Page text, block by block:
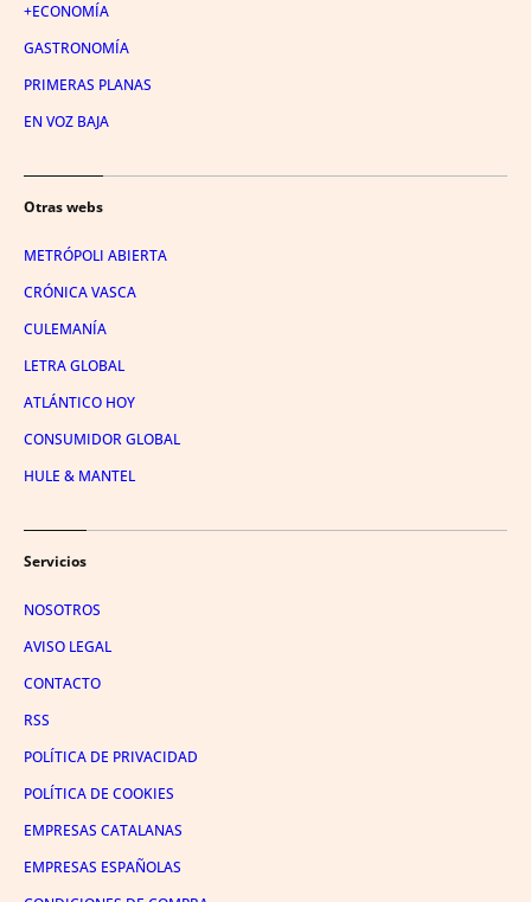
+ECONOMÍA
GASTRONOMÍA
PRIMERAS PLANAS
EN VOZ BAJA
Otras webs
METRÓPOLI ABIERTA
CRÓNICA VASCA
CULEMANÍA
LETRA GLOBAL
ATLÁNTICO HOY
CONSUMIDOR GLOBAL
HULE & MANTEL
Servicios
NOSOTROS
AVISO LEGAL
CONTACTO
RSS
POLÍTICA DE PRIVACIDAD
POLÍTICA DE COOKIES
EMPRESAS CATALANAS
EMPRESAS ESPAÑOLAS